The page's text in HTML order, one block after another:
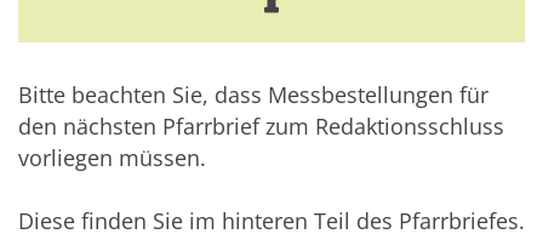
Bitte beachten Sie, dass Messbestellungen für
den nächsten Pfarrbrief zum Redaktionsschluss
vorliegen müssen.
Diese finden Sie im hinteren Teil des Pfarrbriefes.